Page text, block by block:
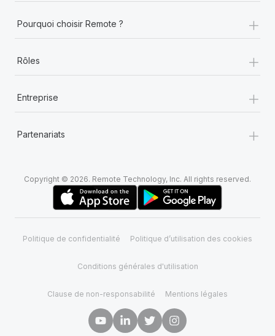
Pourquoi choisir Remote ? +
Rôles +
Entreprise +
Partenariats +
Copyright © 2026. Remote Technology, Inc. All rights reserved.
Politique de confidentialité Politique d’utilisation des cookies
Conditions générales d'utilisation
Clause de non-responsabilité Mentions légales